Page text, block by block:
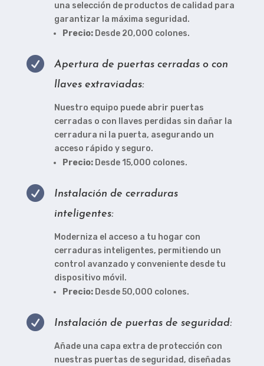
una selección de productos de calidad para
garantizar la máxima seguridad.
Precio:Desde 20,000 colones.

Apertura de puertas cerradas o con
llaves extraviadas:
Nuestro equipo puede abrir puertas
cerradas o con llaves perdidas sin dañar la
cerradura ni la puerta, asegurando un
acceso rápido y seguro.
Precio:Desde 15,000 colones.

Instalación de cerraduras
inteligentes:
Moderniza el acceso a tu hogar con
cerraduras inteligentes, permitiendo un
control avanzado y conveniente desde tu
dispositivo móvil.
Precio:Desde 50,000 colones.
 Instalación de puertas de seguridad:
Añade una capa extra de protección con
nuestras puertas de seguridad, diseñadas